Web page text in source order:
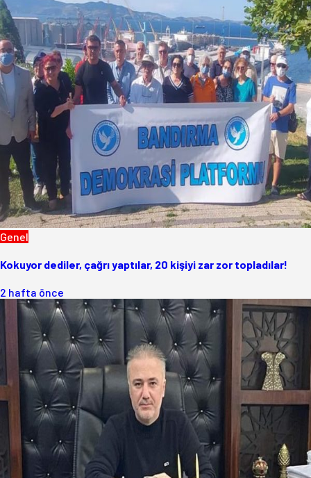
Genel
Kokuyor dediler, çağrı yaptılar, 20 kişiyi zar zor topladılar!
2 hafta önce